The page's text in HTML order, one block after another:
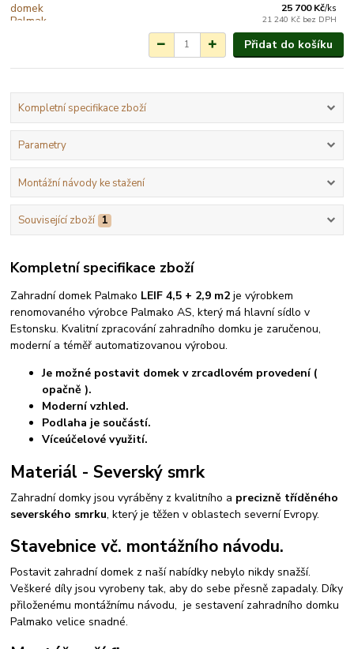
25 700 Kč/ks
21 240 Kč bez DPH
Přidat do košíku
Kompletní specifikace zboží
Parametry
Montážní návody ke stažení
Související zboží 1
Kompletní specifikace zboží
Zahradní domek Palmako LEIF 4,5 + 2,9 m2je výrobkem
renomovaného výrobce Palmako AS, který má hlavní sídlo v
Estonsku. Kvalitní zpracování zahradního domku je zaručenou,
moderní a téměř automatizovanou výrobou.
Je možné postavit domek v zrcadlovém provedení (
opačně ).
Moderní vzhled.
Podlaha je součástí.
Víceúčelové využití.
Materiál - Severský smrk
Zahradní domky jsou vyráběny z kvalitního a precizně tříděného
severského smrku, který je těžen v oblastech severní Evropy.
Stavebnice vč. montážního návodu.
Postavit zahradní domek z naší nabídky nebylo nikdy snažší.
Veškeré díly jsou vyrobeny tak, aby do sebe přesně zapadaly. Díky
přiloženému montážnímu návodu, je sestavení zahradního domku
Palmako velice snadné.